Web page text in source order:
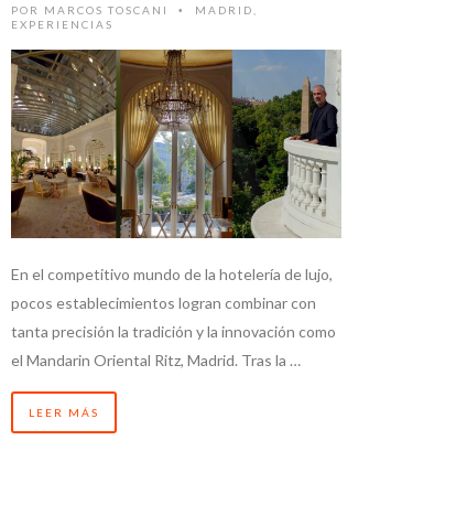
POR MARCOS TOSCANI • MADRID
EXPERIENCIAS
En el competitivo mundo de la hotelería de lujo,
pocos establecimientos logran combinar con
tanta precisión la tradición y la innovación como
el Mandarin Oriental Ritz, Madrid. Tras la …
LEER MÁS